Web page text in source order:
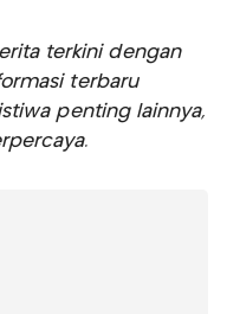
terkini dengan
terbaru
penting lainnya,